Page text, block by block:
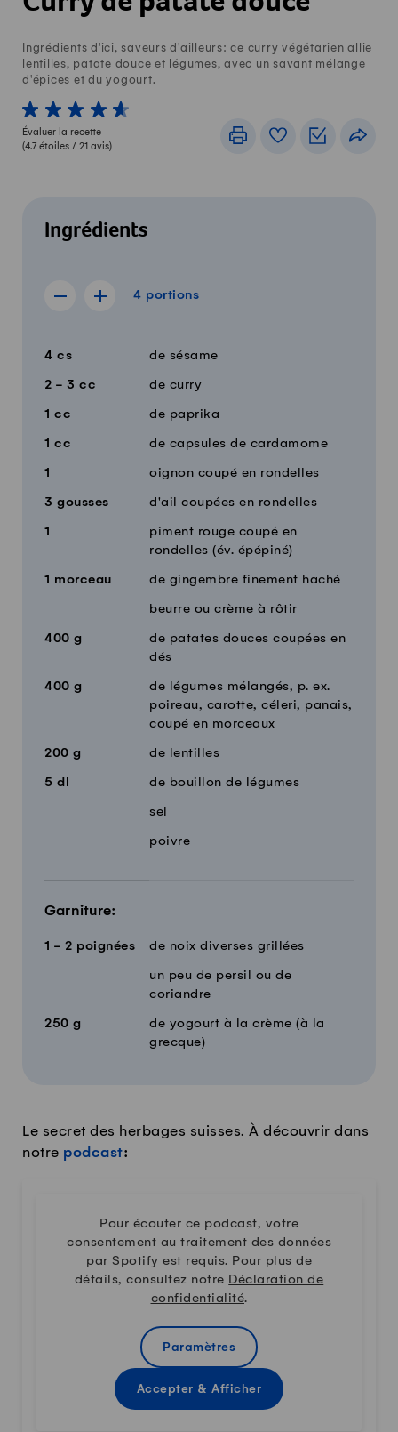
Ingrédients d'ici, saveurs d'ailleurs: ce curry végétarien allie
lentilles, patate douce et légumes, avec un savant mélange
d'épices et du yogourt.
1 von 5 étoiles
2 von 5 étoiles
3 von 5 étoiles
4 von 5 étoiles
5 von 5 étoiles
Évaluer la recette
(4.7 étoiles / 21 avis)
ImprimerLivre de recettes
Listes de
Ingrédients
4 portions
Afficher la recette de 3 portions
Afficher la recette de 5 portions
4 portions
Quantité Ingrédients
4 cs de sésame
2 - 3 cc de curry
1 cc de paprika
1 cc de capsules de cardamome
1 oignon coupé en rondelles
3 gousses d'ail coupées en rondelles
1
piment rouge coupé en
rondelles (év. épépiné)
1 morceau de gingembre finement haché
beurre ou crème à rôtir
400 g
de patates douces coupées en
dés
400 g
de légumes mélangés, p. ex.
poireau, carotte, céleri, panais,
coupé en morceaux
200 g de lentilles
5 dl de bouillon de légumes
sel
poivre
Garniture:
1 - 2 poignées de noix diverses grillées
un peu de persil ou de
coriandre
250 g
de yogourt à la crème (à la
grecque)
Le secret des herbages suisses. À découvrir dans
notre podcast:
Pour écouter ce podcast, votre
consentement au traitement des données
par Spotify est requis. Pour plus de
détails, consultez notre Déclaration de
confidentialité.
Paramètres
Accepter & Afficher